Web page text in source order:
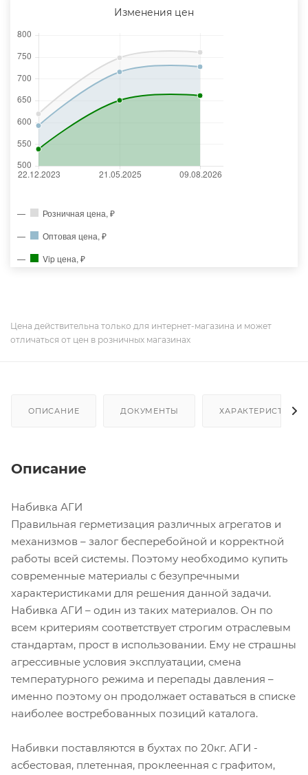
Изменения цен
Розничная цена, ₽
Оптовая цена, ₽
Vip цена, ₽
Цена действительна только для интернет-магазина и может
отличаться от цен в розничных магазинах
ОПИСАНИЕ ДОКУМЕНТЫ ХАРАКТЕРИСТИКИ
Описание
Набивка АГИ
Правильная герметизация различных агрегатов и
механизмов – залог бесперебойной и корректной
работы всей системы. Поэтому необходимо купить
современные материалы с безупречными
характеристиками для решения данной задачи.
Набивка АГИ – один из таких материалов. Он по
всем критериям соответствует строгим отраслевым
стандартам, прост в использовании. Ему не страшны
агрессивные условия эксплуатации, смена
температурного режима и перепады давления –
именно поэтому он продолжает оставаться в списке
наиболее востребованных позиций каталога.
Набивки поставляются в бухтах по 20кг. АГИ -
асбестовая, плетенная, проклеенная с графитом,